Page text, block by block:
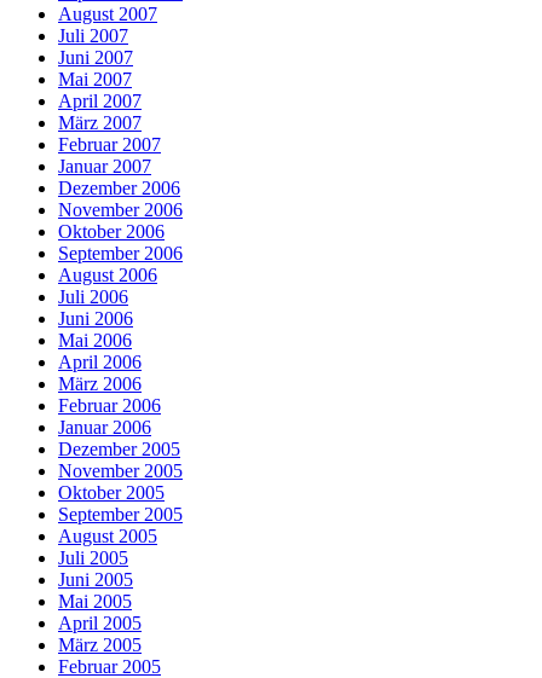
August 2007
Juli 2007
Juni 2007
Mai 2007
April 2007
März 2007
Februar 2007
Januar 2007
Dezember 2006
November 2006
Oktober 2006
September 2006
August 2006
Juli 2006
Juni 2006
Mai 2006
April 2006
März 2006
Februar 2006
Januar 2006
Dezember 2005
November 2005
Oktober 2005
September 2005
August 2005
Juli 2005
Juni 2005
Mai 2005
April 2005
März 2005
Februar 2005